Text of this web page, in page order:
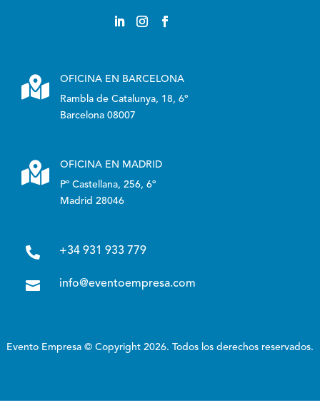

OFICINA EN BARCELONA
Rambla de Catalunya, 18, 6º
Barcelona 08007

OFICINA EN MADRID
Pº Castellana, 256, 6º
Madrid 28046
 +34 931 933 779
 info@eventoempresa.com
Evento Empresa © Copyright 2026. Todos los derechos reservados.